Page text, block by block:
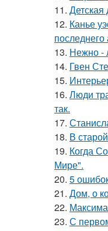
11. Детская
12. Канье
13. Нежно -
14. Гвен
15.
16. Люди
так.
17.
18. В
19. Когда
Мире".
20. 5
21. Дом, о
22.
23. С